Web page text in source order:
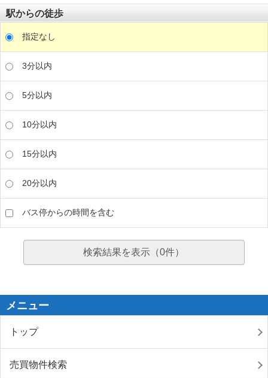
駅からの徒歩
指定なし
3分以内
5分以内
10分以内
15分以内
20分以内
バス停からの時間を含む
検索結果を表示（0件）
メニュー
トップ
売買物件検索